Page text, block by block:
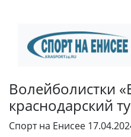
Волейболистки
краснодарский
Спорт на Енисее